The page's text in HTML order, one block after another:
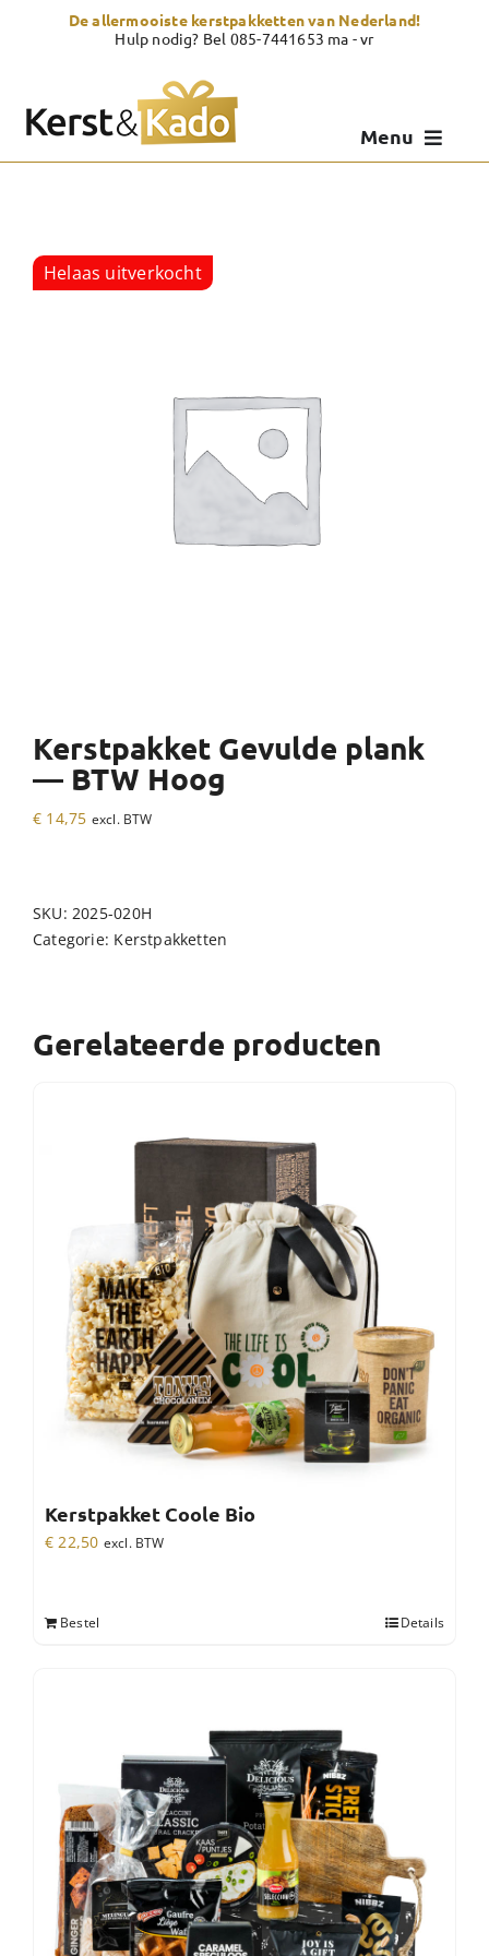
De allermooiste kerstpakketten van Nederland!
Hulp nodig? Bel 085-7441653 ma - vr
Menu
Over Kerst & Kado
Helaas uitverkocht
Kerstpakket Gevulde plank
— BTW Hoog
€ 14,75 excl. BTW
SKU:2025-020H
Categorie: Kerstpakketten
Gerelateerde producten
Kerstpakket Coole Bio
€ 22,50 excl. BTW
Bestel Details